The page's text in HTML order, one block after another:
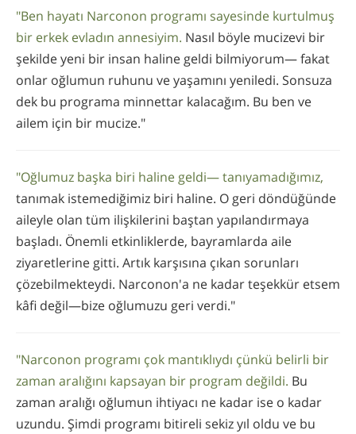
"Ben hayatı Narconon programı sayesinde kurtulmuş
bir erkek evladın annesiyim. Nasıl böyle mucizevi bir
şekilde yeni bir insan haline geldi bilmiyorum— fakat
onlar oğlumun ruhunu ve yaşamını yeniledi. Sonsuza
dek bu programa minnettar kalacağım. Bu ben ve
ailem için bir mucize."
"Oğlumuz başka biri haline geldi— tanıyamadığımız,
tanımak istemediğimiz biri haline. O geri döndüğünde
aileyle olan tüm ilişkilerini baştan yapılandırmaya
başladı. Önemli etkinliklerde, bayramlarda aile
ziyaretlerine gitti. Artık karşısına çıkan sorunları
çözebilmekteydi. Narconon'a ne kadar teşekkür etsem
kâfi değil—bize oğlumuzu geri verdi."
"Narconon programı çok mantıklıydı çünkü belirli bir
zaman aralığını kapsayan bir program değildi. Bu
zaman aralığı oğlumun ihtiyacı ne kadar ise o kadar
uzundu. Şimdi programı bitireli sekiz yıl oldu ve bu